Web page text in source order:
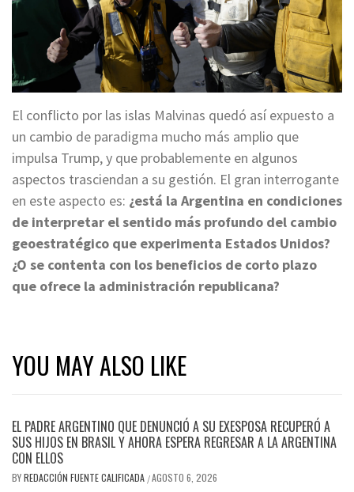
El conflicto por las islas Malvinas quedó así expuesto a
un cambio de paradigma mucho más amplio que
impulsa Trump, y que probablemente en algunos
aspectos trasciendan a su gestión. El gran interrogante
en este aspecto es: ¿está la Argentina en condiciones
de interpretar el sentido más profundo del cambio
geoestratégico que experimenta Estados Unidos?
¿O se contenta con los beneficios de corto plazo
que ofrece la administración republicana?
YOU MAY ALSO LIKE
EL PADRE ARGENTINO QUE DENUNCIÓ A SU EXESPOSA RECUPERÓ A
SUS HIJOS EN BRASIL Y AHORA ESPERA REGRESAR A LA ARGENTINA
CON ELLOS
BYREDACCIÓN FUENTE CALIFICADA /AGOSTO 6, 2026